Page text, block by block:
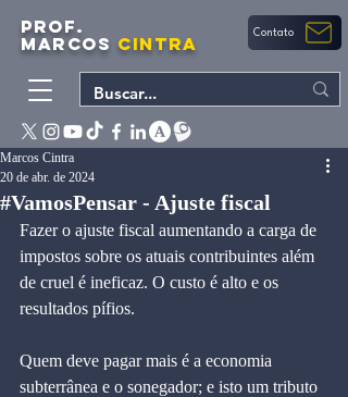
PROF.
MARCOS CINTRA Contato
#VamosPensar - Ajuste fiscal
Marcos Cintra
20 de abr. de 2024
Fazer o ajuste fiscal aumentando a carga de
impostos sobre os atuais contribuintes além
de cruel é ineficaz. O custo é alto e os
resultados pífios.
Quem deve pagar mais é a economia
subterrânea e o sonegador; e isto um tributo